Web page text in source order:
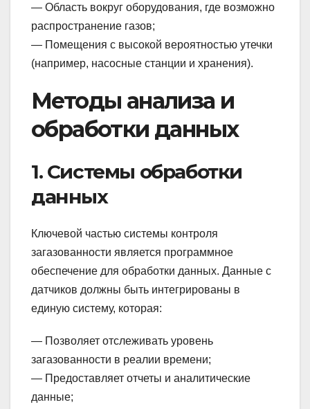
— Область вокруг оборудования, где возможно
распространение газов;
— Помещения с высокой вероятностью утечки
(например, насосные станции и хранения).
Методы анализа и
обработки данных
1. Системы обработки
данных
Ключевой частью системы контроля
загазованности является программное
обеспечение для обработки данных. Данные с
датчиков должны быть интегрированы в
единую систему, которая:
— Позволяет отслеживать уровень
загазованности в реалии времени;
— Предоставляет отчеты и аналитические
данные;